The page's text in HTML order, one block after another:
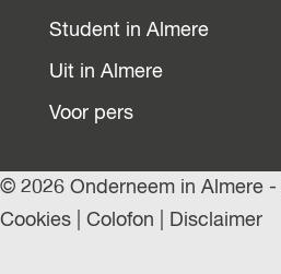
Student in Almere
Uit in Almere
Voor pers
© 2026 Onderneem in Almere -
Cookies
Colofon Disclaimer